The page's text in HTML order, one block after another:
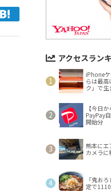
アクセスラン
iPhone
らは最
ク」で生
【今日
PayPay
開始分
熊本にエ
カメラに
「鬼お
定で